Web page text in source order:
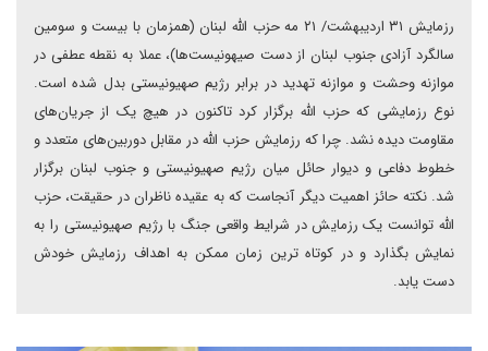
رزمایش ۳۱ اردیبهشت/ ۲۱ مه حزب الله لبنان (همزمان با بیست و سومین
سالگرد آزادی جنوب لبنان از دست صیهونیست‌ها)، عملا به نقطه عطفی در
موازنه وحشت و موازنه تهدید در برابر رژیم صهیونیستی بدل شده است.
نوع رزمایشی که حزب الله برگزار کرد تاکنون در هیچ یک از جریان‌های
مقاومت دیده نشد. چرا که رزمایش حزب الله در مقابل دوربین‌های متعدد و
خطوط دفاعی و دیوار حائل میان رژیم صهیونیستی و جنوب لبنان برگزار
شد. نکته حائز اهمیت دیگر آنجاست که به عقیده ناظران در حقیقت، حزب
الله توانست یک رزمایش در شرایط واقعی جنگ با رژیم صهیونیستی را به
نمایش بگذارد و در کوتاه ترین زمان ممکن به اهداف رزمایش خودش
دست یابد.